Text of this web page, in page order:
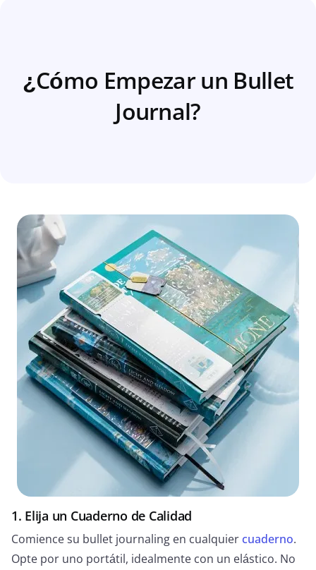
¿Cómo Empezar un Bullet
Journal?
1. Elija un Cuaderno de Calidad
Comience su bullet journaling en cualquier cuaderno.
Opte por uno portátil, idealmente con un elástico. No